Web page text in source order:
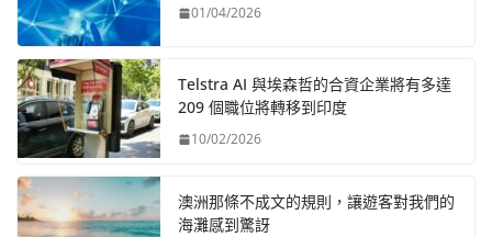
01/04/2026
Telstra AI 與埃森哲的合資企業將有多達
209 個職位將轉移到印度
10/02/2026
澳洲那條不成文的規則，讓遊客對我們的
海灘感到驚訝